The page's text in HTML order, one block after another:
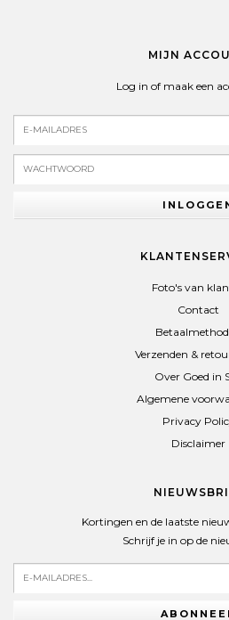
MIJN
Log in of maak een
Foto's van
Contact
Verzenden &
Over Goed in
Algemene
Privacy
Disclaimer
Kortingen en de laatste
Schrijf je in op de